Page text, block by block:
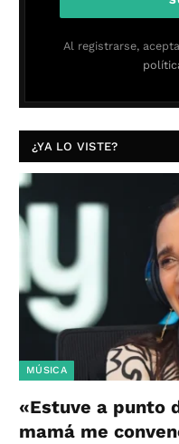
Al registrarse,
¿YA LO VISTE?
MÚSICA
«Estuve a punto
mamá me